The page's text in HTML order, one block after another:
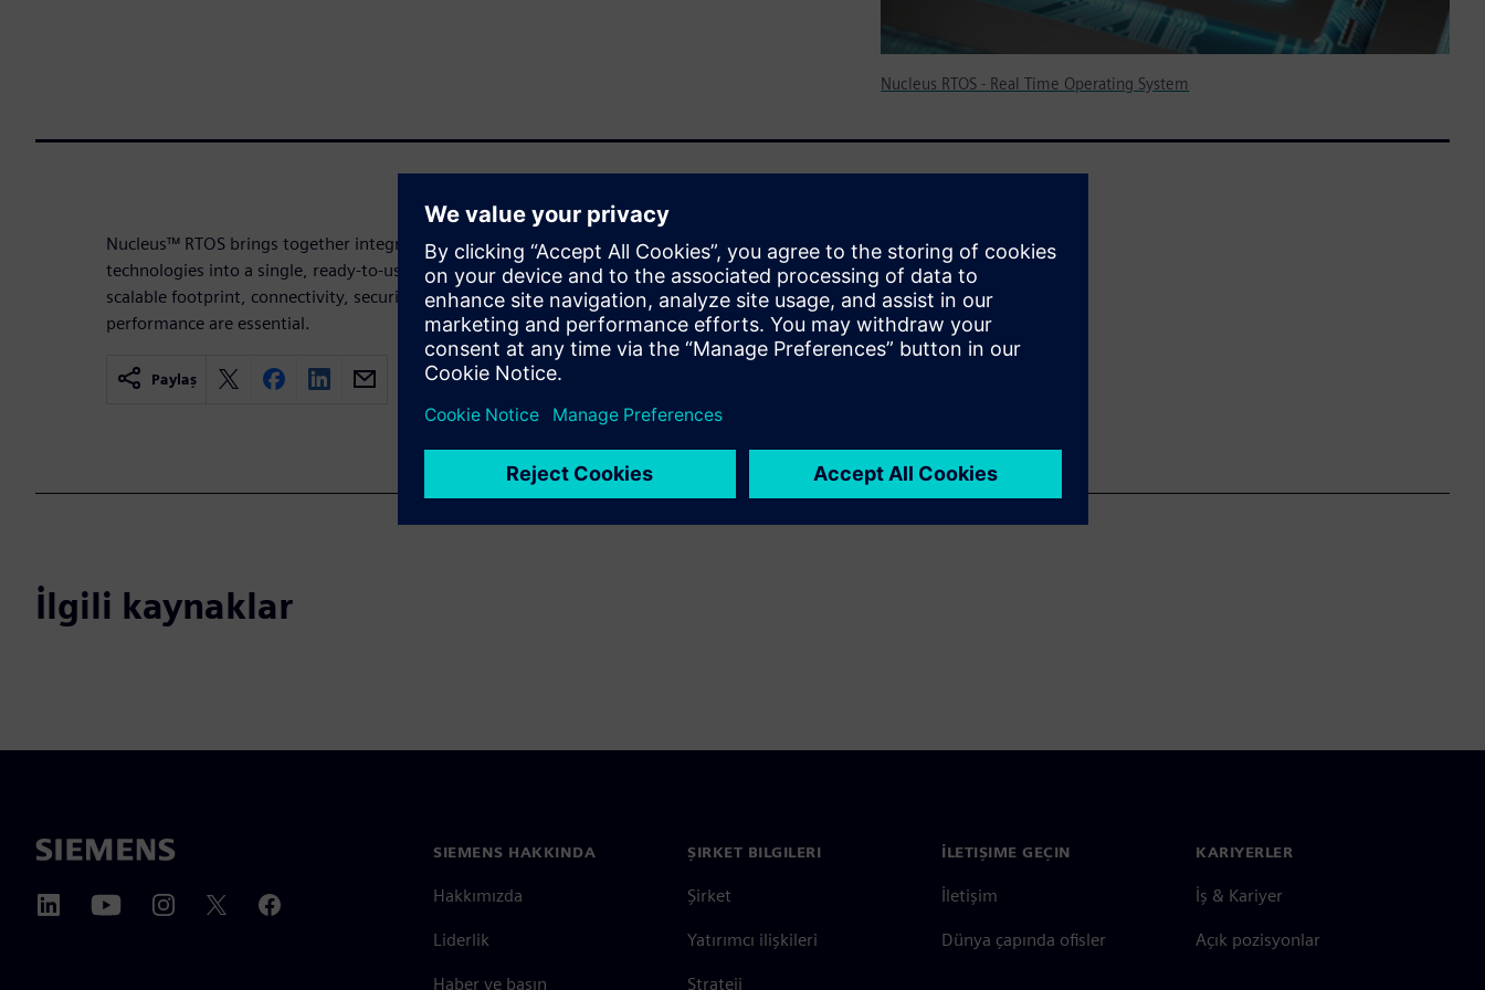
Nucleus RTOS - Real Time Operating System
Nucleus™ RTOS brings together integrated software IP, tools, and partner
technologies into a single, ready-to-use solution – ideal for applications where a
scalable footprint, connectivity, security, power management, and deterministic
performance are essential.
Paylaş
İlgili kaynaklar
SIEMENS HAKKINDA
Hakkımızda
Liderlik
Haber ve basın
ŞIRKET BILGILERI
Şirket
Yatırımcı ilişkileri
Strateji
İLETIŞIME GEÇIN
İletişim
Dünya çapında ofisler
KARIYERLER
İş & Kariyer
Açık pozisyonlar